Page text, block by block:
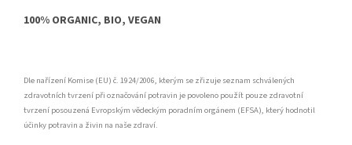
100% ORGANIC, BIO, VEGAN
Dle nařízení Komise (EU) č. 1924/2006, kterým se zřizuje seznam schválených
zdravotních tvrzení při označování potravin je povoleno použít pouze zdravotní
tvrzení posouzená Evropským vědeckým poradním orgánem (EFSA), který hodnotil
účinky potravin a živin na naše zdraví.